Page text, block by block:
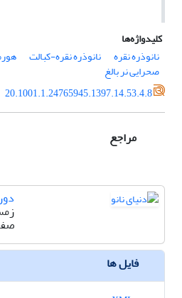
کلیدواژه‌ها
نانوذره نقره
نانوذره نقره-کبالت
صحرایی نر بالغ
20.1001.1.24765945.1397.14.53.4.8
مراجع
دوره
فایل ها